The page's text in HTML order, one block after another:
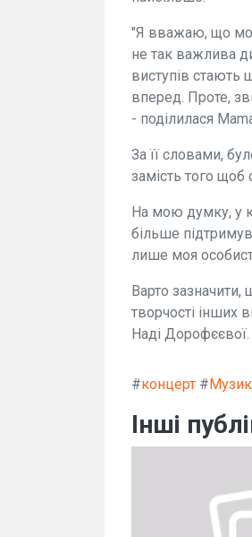
"Я вважаю, що
не так важлива
виступів
вперед. Проте,
- поділилася
За її словами,
замість того щоб
На мою думку, у
більше
лише моя
Варто
творчості інших
Наді Дорофєєвої.
#концерт #
Інші